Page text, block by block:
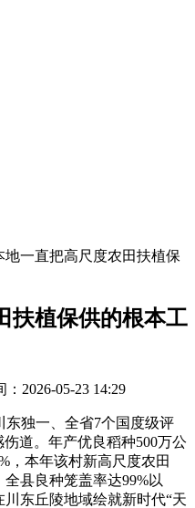
地一直把高尺度农田扶植保
扶植保供的根本工
：2026-05-23 14:29
独一、全省7个国度级评
道。年产优良稻种500万公
，本年该村新高尺度农田
县良种笼盖率达99%以
川东丘陵地域绘就新时代“天